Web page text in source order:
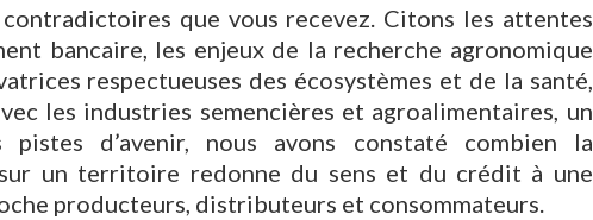
que vous recevez. Citons les attentes
bancaire, les enjeux de la recherche agronomique
respectueuses des écosystèmes et de la santé,
les industries semencières et agroalimentaires, un
pistes d’avenir, nous avons constaté combien la
un territoire redonne du sens et du crédit à une
producteurs, distributeurs et consommateurs.